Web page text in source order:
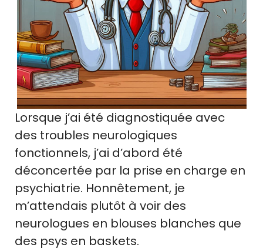
Lorsque j’ai été diagnostiquée avec
des troubles neurologiques
fonctionnels, j’ai d’abord été
déconcertée par la prise en charge en
psychiatrie. Honnêtement, je
m’attendais plutôt à voir des
neurologues en blouses blanches que
des psys en baskets.